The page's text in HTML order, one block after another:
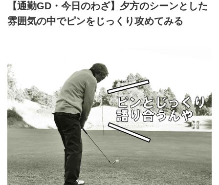
【通勤GD・今日のわざ】夕方のシーンとした
雰囲気の中でピンをじっくり攻めてみる